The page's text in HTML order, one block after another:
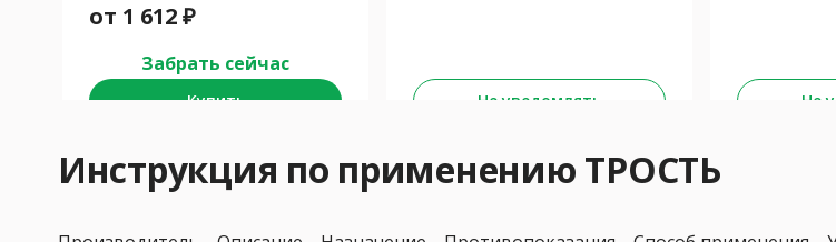
от 1 612₽
Забрать сейчас
Купить Не уведомлять Не
Инструкция по применению ТРОСТЬ